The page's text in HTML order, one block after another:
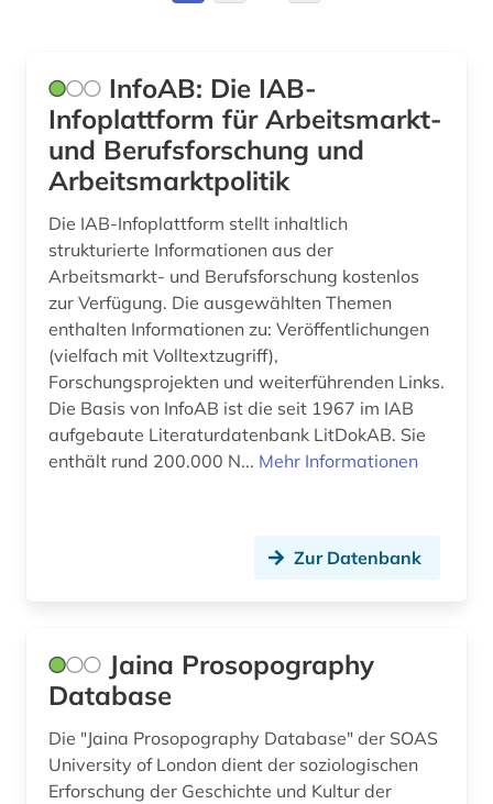
arbeit (10)
arbeiterbewegung (2)
arbeiterin (1)
arbeitnehmervertretung (1)
arbeitplatz (1)
arbeitsbedingungen (1)
arbeitsbedingungen und -politik (1)
arbeitsfeld (1)
arbeitsmarkt (6)
arbeitsrecht (3)
arbeitssicherheit (2)
Europa (32)
Finnland (1)
Frankreich (9)
GUS (4)
Griechenland (Altertum) (1)
Großbritannien (26)
Hamburg (1)
Irland (1)
Israel (1)
Jugoslawien (5)
Kanada (5)
Kroatien (5)
Lettland (3)
Litauen (3)
InfoAB: Die IAB-
Infoplattform für Arbeitsmarkt-
und Berufsforschung und
Arbeitsmarktpolitik
Die IAB-Infoplattform stellt inhaltlich
strukturierte Informationen aus der
Arbeitsmarkt- und Berufsforschung kostenlos
zur Verfügung. Die ausgewählten Themen
enthalten Informationen zu: Veröffentlichungen
(vielfach mit Volltextzugriff),
Forschungsprojekten und weiterführenden Links.
Die Basis von InfoAB ist die seit 1967 im IAB
aufgebaute Literaturdatenbank LitDokAB. Sie
enthält rund 200.000 N... Mehr Informationen
Zur Datenbank
Jaina Prosopography
Database
Die "Jaina Prosopography Database" der SOAS
University of London dient der soziologischen
Erforschung der Geschichte und Kultur der